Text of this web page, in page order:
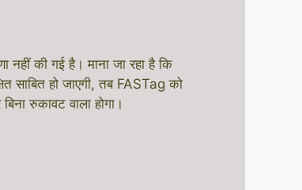
की गई है। माना जा रहा है कि
हो जाएगी, तब FASTag को
रुकावट वाला होगा।